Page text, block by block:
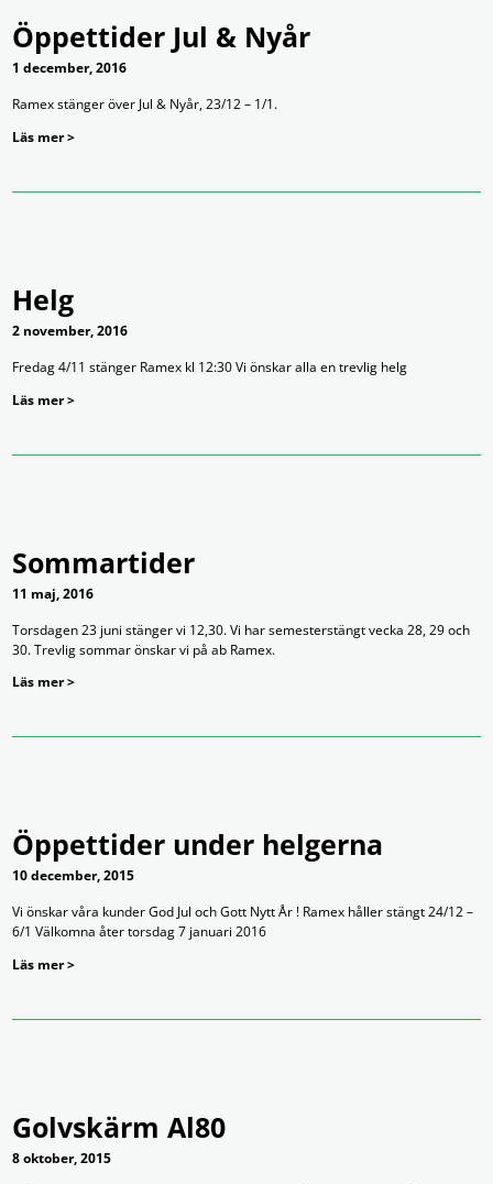
Öppettider Jul & Nyår
1 december, 2016
Ramex stänger över Jul & Nyår, 23/12 – 1/1.
Läs mer >
Helg
2 november, 2016
Fredag 4/11 stänger Ramex kl 12:30 Vi önskar alla en trevlig helg
Läs mer >
Sommartider
11 maj, 2016
Torsdagen 23 juni stänger vi 12,30. Vi har semesterstängt vecka 28, 29 och
30. Trevlig sommar önskar vi på ab Ramex.
Läs mer >
Öppettider under helgerna
10 december, 2015
Vi önskar våra kunder God Jul och Gott Nytt År ! Ramex håller stängt 24/12 –
6/1 Välkomna åter torsdag 7 januari 2016
Läs mer >
Golvskärm Al80
8 oktober, 2015